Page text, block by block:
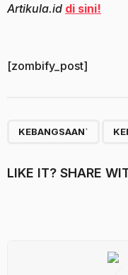
Artikula.id di sini!
[zombify_post]
KEBANGSAAN`
LIKE IT? SHARE